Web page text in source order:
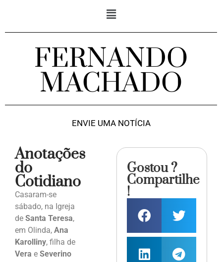
FERNANDO
MACHADO
ENVIE UMA NOTÍCIA
Anotações
do
Cotidiano
Casaram-se
sábado, na Igreja
de Santa Teresa,
em Olinda, Ana
Karolliny, filha de
Vera e Severino
Gostou ?
Compartilhe
!